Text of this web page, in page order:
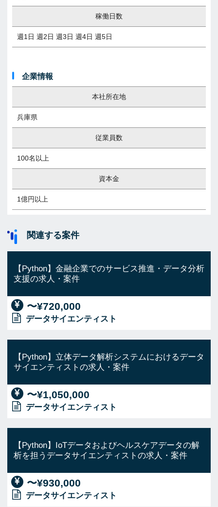
稼働日数
週1日 週2日 週3日 週4日 週5日
企業情報
本社所在地
兵庫県
従業員数
100名以上
資本金
1億円以上
関連する案件
【Python】金融企業でのサービス推進・データ分析
支援の求人・案件
〜¥720,000
データサイエンティスト
【Python】立体データ解析システムにおけるデータ
サイエンティストの求人・案件
〜¥1,050,000
データサイエンティスト
【Python】IoTデータおよびヘルスケアデータの解
析を担うデータサイエンティストの求人・案件
〜¥930,000
データサイエンティスト